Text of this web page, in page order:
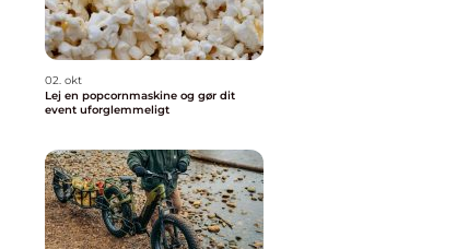
02. okt
Lej en popcornmaskine og gør dit
event uforglemmeligt